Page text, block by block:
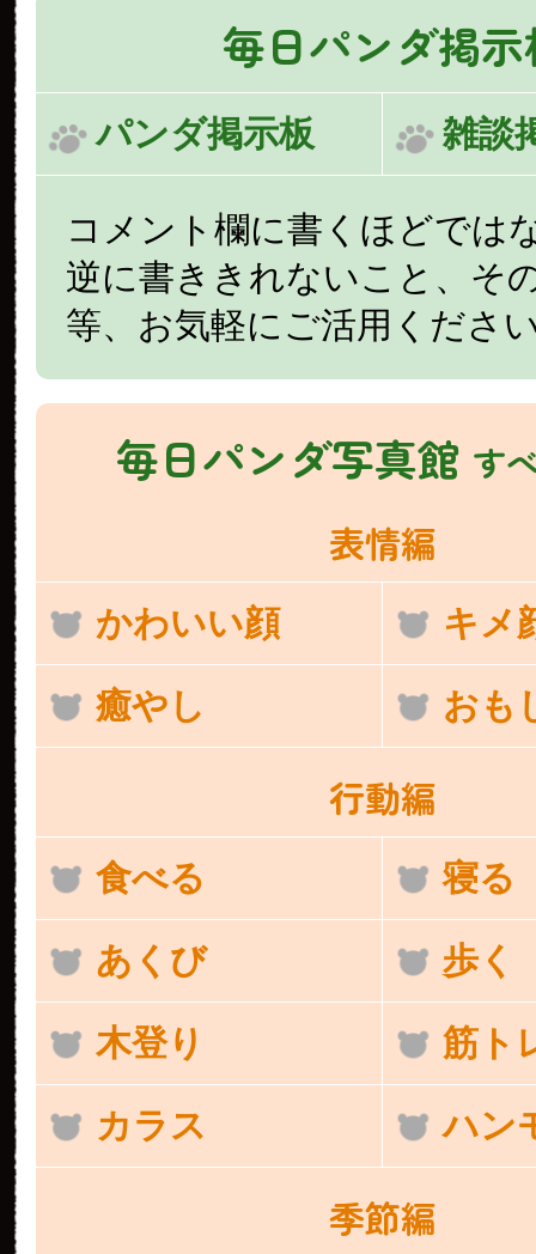
毎日パンダ掲
パンダ掲示板 雑談
コメント欄に書くほどでは
逆に書ききれないこと、そ
等、お気軽にご活用くださ
毎日パンダ写真館 す
表情編
かわいい顔 キメ
癒やし おも
行動編
食べる 寝る
あくび 歩く
木登り 筋ト
カラス ハン
季節編